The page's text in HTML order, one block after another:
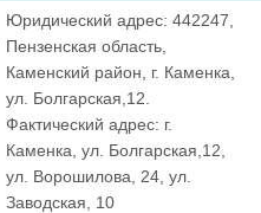
Юридический адрес: 442247,
Пензенская область,
Каменский район, г. Каменка,
ул. Болгарская,12.
Фактический адрес: г.
Каменка, ул. Болгарская,12,
ул. Ворошилова, 24, ул.
Заводская, 10